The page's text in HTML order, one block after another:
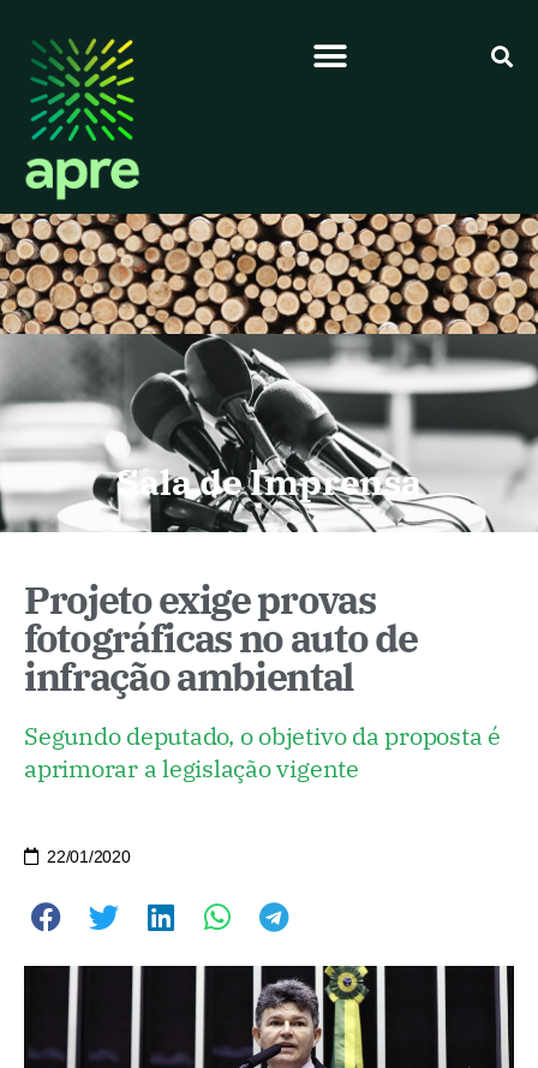
Sala de Imprensa
Projeto exige provas
fotográficas no auto de
infração ambiental
Segundo deputado, o objetivo da proposta é
aprimorar a legislação vigente
22/01/2020